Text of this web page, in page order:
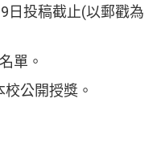
日投稿截止(以郵戳為
單。
公開授獎。